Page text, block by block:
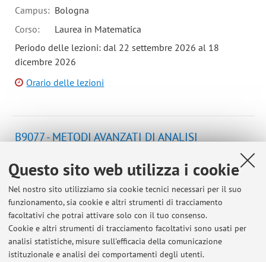
Questo sito web utilizza i cookie
Nel nostro sito utilizziamo sia cookie tecnici necessari per il suo
funzionamento, sia cookie e altri strumenti di tracciamento
facoltativi che potrai attivare solo con il tuo consenso.
Cookie e altri strumenti di tracciamento facoltativi sono usati per
analisi statistiche, misure sull'efficacia della comunicazione
istituzionale e analisi dei comportamenti degli utenti.
Campus: Bologna
Corso:
Laurea in Matematica
Periodo delle lezioni: dal 22 settembre 2026 al 18
dicembre 2026
Orario delle lezioni
B9077 - METODI AVANZATI DI ANALISI
Campus:Bologna
Corso:
Laurea Magistrale in Matematica
Periodo delle lezioni: dal 23 settembre 2026 al 17
dicembre 2026
Orario delle lezioni